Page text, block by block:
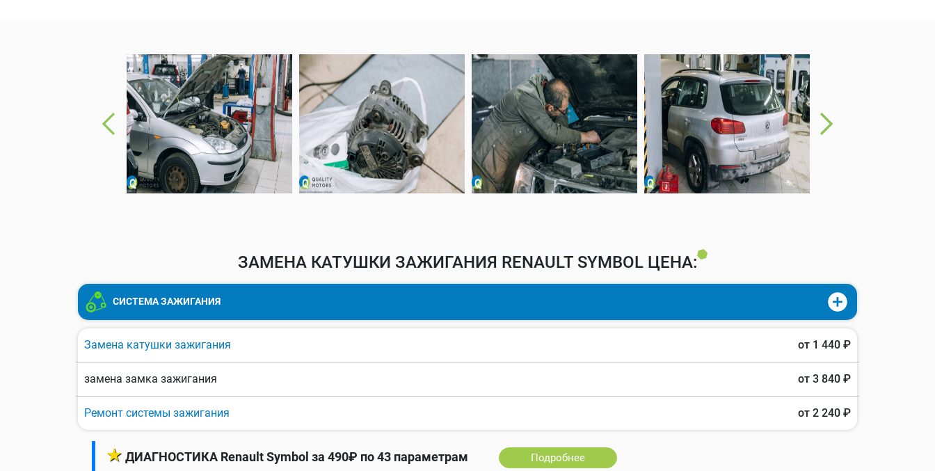
ЗАМЕНА КАТУШКИ ЗАЖИГАНИЯ RENAULT SYMBOL ЦЕНА:
СИСТЕМА ЗАЖИГАНИЯ
Замена катушки зажигания от 1 440 ₽
замена замка зажигания от 3 840 ₽
Ремонт системы зажигания от 2 240 ₽
★ ДИАГНОСТИКА Renault Symbol за 490₽ по 43 параметрам Подробнее